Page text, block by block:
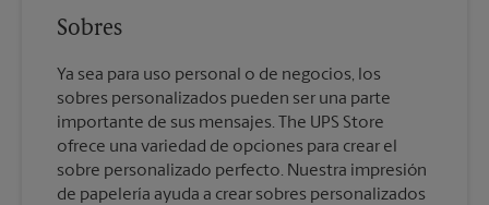
Sobres
Ya sea para uso personal o de negocios, los
sobres personalizados pueden ser una parte
importante de sus mensajes. The UPS Store
ofrece una variedad de opciones para crear el
sobre personalizado perfecto. Nuestra impresión
de papelería ayuda a crear sobres personalizados